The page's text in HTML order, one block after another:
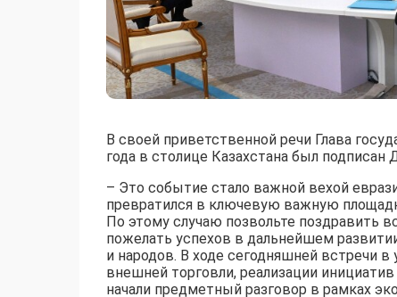
В своей приветственной речи Глава
года в столице Казахстана был
– Это событие стало важной вехой
превратился в ключевую важную
По этому случаю позвольте поздравить
пожелать успехов в дальнейшем
и народов. В ходе сегодняшней встречи
внешней торговли, реализации
начали предметный разговор в рамках